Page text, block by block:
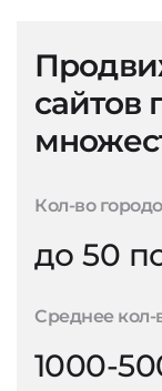
сайтов
Кол-во
до 50
Среднее кол-
1000-